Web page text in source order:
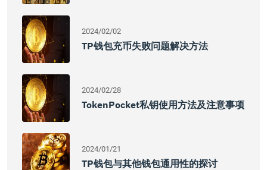
2024/02/02
TP钱包充币失败问题解决方法
2024/02/28
TokenPocket私钥使用方法及注意事项
2024/01/21
TP钱包与其他钱包通用性的探讨